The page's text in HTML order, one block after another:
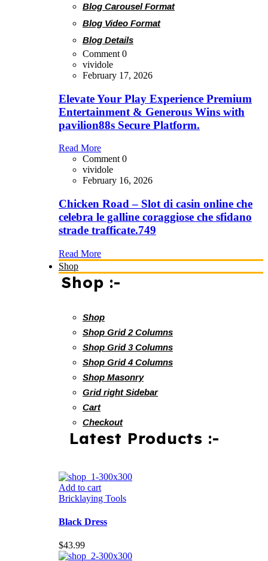
Blog Carousel Format
Blog Video Format
Blog Details
Comment 0
vividole
February 17, 2026
Elevate Your Play Experience Premium
Entertainment & Generous Wins with
pavilion88s Secure Platform.
Read More
Comment 0
vividole
February 16, 2026
Chicken Road – Slot di casin online che
celebra le galline coraggiose che sfidano
strade trafficate.749
Read More
Shop
Shop :-
Shop
Shop Grid 2 Columns
Shop Grid 3 Columns
Shop Grid 4 Columns
Shop Masonry
Grid right Sidebar
Cart
Checkout
Latest Products :-
Add to cart
Bricklaying Tools
Black Dress
$43.99